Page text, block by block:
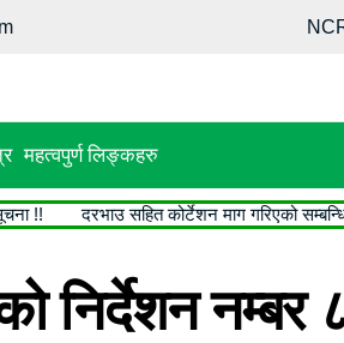
महत्वपुर्ण लिङ्कहरु
!! दरभाउ सहित कोर्टेशन माग गरिएको सम्बन्धि
निर्देशन नम्बर